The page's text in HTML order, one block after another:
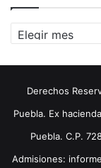
Archivos
Derechos
Puebla. Ex
Puebla. C.P.
Admisiones: